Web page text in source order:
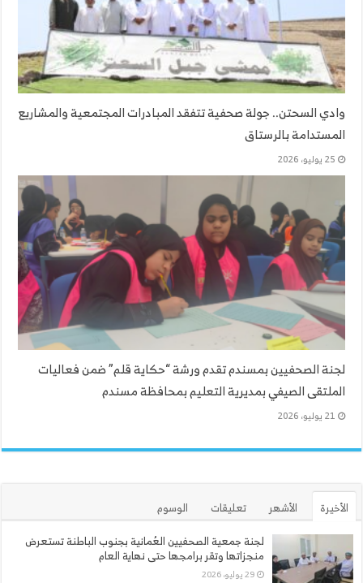
وادي السحتن.. جولة صحفية تتفقد المبادرات المجتمعية والمشاريع
المستدامة بالرستاق
25 يوليو، 2026
لجنة الصحفيين بمسندم تقدم ورشة “حكاية قلم” ضمن فعاليات
الملتقى الصيفي بمديرية التعليم بمحافظة مسندم
21 يوليو، 2026
الأخيرة الأشهر تعليقات
الوسوم
لجنة جمعية الصحفيين العُمانية بجنوب الباطنة تستعرض
منجزاتها وتقر برامجها حتى نهاية العام
29 يوليو، 2026